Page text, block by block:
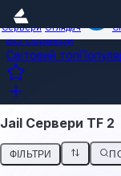
Сервери Оглядач
Всі сервери
Світовий топ
Jail Сервери TF 2
ФІЛЬТРИ